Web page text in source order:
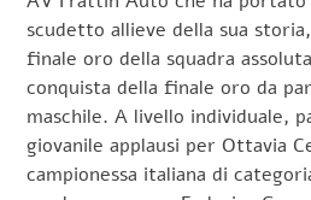
scudetto allieve della sua
finale oro della squadra
conquista della finale oro da
maschile. A livello individuale,
giovanile applausi per Ottavia
campionessa italiana di